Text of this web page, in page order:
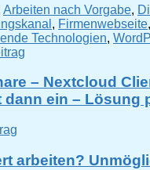
Arbeiten nach Vorgabe,
, Firmenwebseite,
Technologien,
– Nextcloud
dann ein – Lösung
arbeiten?